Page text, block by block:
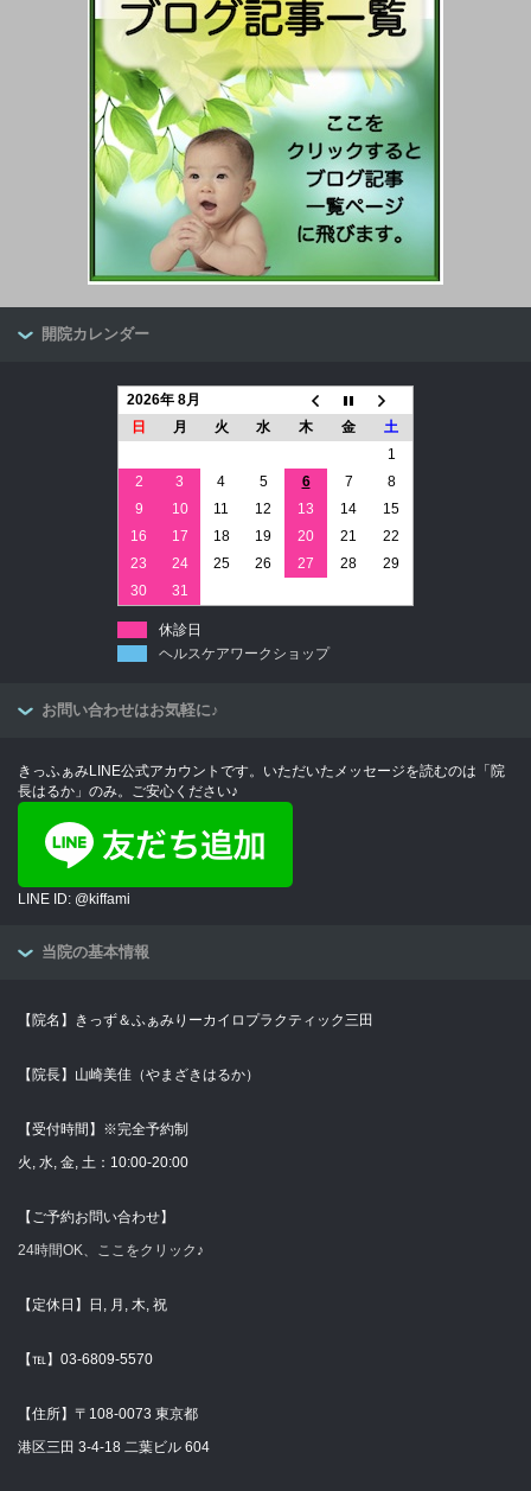
開院カレンダー
2026年 8月
日
月 火 水 木 金
土
1
2
3 4 5 6 7
8
9
10 11 12 13 14
15
16
17 18 19 20 21
22
23
24 25 26 27 28
29
30
31
休診日
ヘルスケアワークショップ
お問い合わせはお気軽に♪
きっふぁみLINE公式アカウントです。いただいたメッセージを読むのは「院
長はるか」のみ。ご安心ください♪
LINE ID: @kiffami
当院の基本情報
【院名】きっず＆ふぁみりーカイロプラクティック三田
【院長】山崎美佳（やまざきはるか）
【受付時間】※完全予約制
火, 水, 金, 土：10:00-20:00
【ご予約お問い合わせ】
24時間OK、ここをクリック♪
【定休日】日, 月, 木, 祝
【℡】03-6809-5570
【住所】〒108-0073 東京都
港区三田 3-4-18 二葉ビル 604